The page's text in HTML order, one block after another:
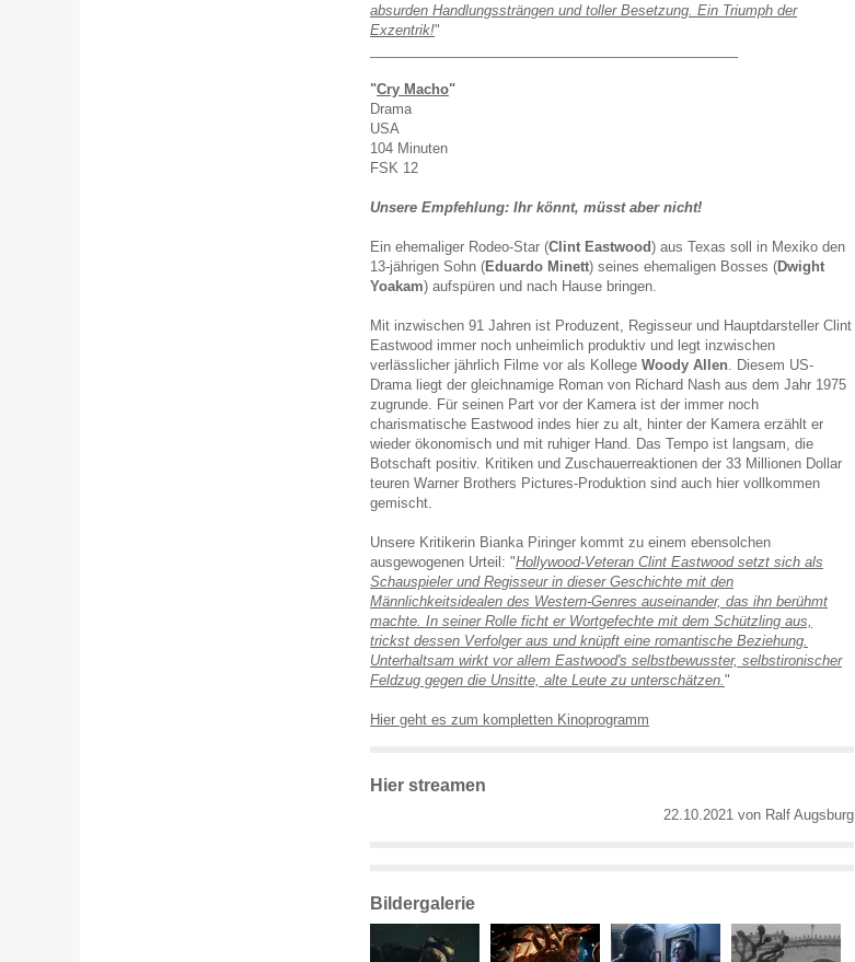
absurden Handlungssträngen und toller Besetzung. Ein Triumph der
Exzentrik!"
"Cry Macho"
Drama
USA
104 Minuten
FSK 12
Unsere Empfehlung: Ihr könnt, müsst aber nicht!
Ein ehemaliger Rodeo-Star (Clint Eastwood) aus Texas soll in Mexiko den
13-jährigen Sohn (Eduardo Minett) seines ehemaligen Bosses (Dwight
Yoakam) aufspüren und nach Hause bringen.
Mit inzwischen 91 Jahren ist Produzent, Regisseur und Hauptdarsteller Clint
Eastwood immer noch unheimlich produktiv und legt inzwischen
verlässlicher jährlich Filme vor als Kollege Woody Allen. Diesem US-
Drama liegt der gleichnamige Roman von Richard Nash aus dem Jahr 1975
zugrunde. Für seinen Part vor der Kamera ist der immer noch
charismatische Eastwood indes hier zu alt, hinter der Kamera erzählt er
wieder ökonomisch und mit ruhiger Hand. Das Tempo ist langsam, die
Botschaft positiv. Kritiken und Zuschauerreaktionen der 33 Millionen Dollar
teuren Warner Brothers Pictures-Produktion sind auch hier vollkommen
gemischt.
Unsere Kritikerin Bianka Piringer kommt zu einem ebensolchen
ausgewogenen Urteil: "Hollywood-Veteran Clint Eastwood setzt sich als
Schauspieler und Regisseur in dieser Geschichte mit den
Männlichkeitsidealen des Western-Genres auseinander, das ihn berühmt
machte. In seiner Rolle ficht er Wortgefechte mit dem Schützling aus,
trickst dessen Verfolger aus und knüpft eine romantische Beziehung.
Unterhaltsam wirkt vor allem Eastwood's selbstbewusster, selbstironischer
Feldzug gegen die Unsitte, alte Leute zu unterschätzen."
Hier geht es zum kompletten Kinoprogramm
Hier streamen
22.10.2021 von Ralf Augsburg
Bildergalerie